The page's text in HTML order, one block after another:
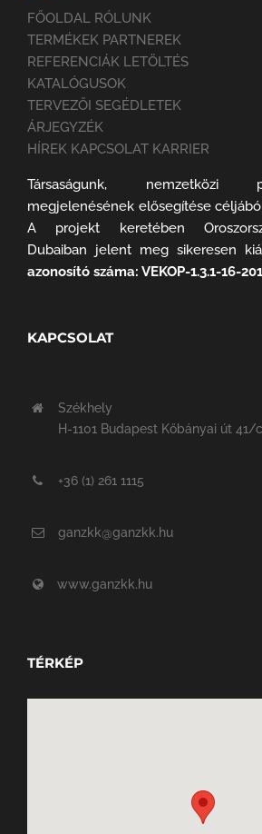
FŐOLDAL RÓLUNK
TERMÉKEK PARTNEREK
REFERENCIÁK LETÖLTÉS
KATALÓGUSOK
TERVEZŐI SEGÉDLETEK
ÁRJEGYZÉK
HÍREK KAPCSOLAT KARRIER
Társaságunk, nemzetközi
megjelenésének elősegítése
A projekt keretében
Dubaiban jelent meg sikeresen
azonosító száma: VEKOP-1.3.1-16-
KAPCSOLAT
Székhely
H-1101 Budapest Kőbányai út 41/
+36 (1) 261 1115
ganzkk@ganzkk.hu
www.ganzkk.hu
TÉRKÉP